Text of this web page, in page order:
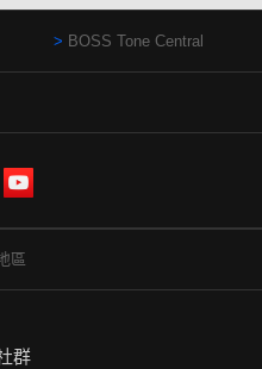
BOSS Tone Central
區
群